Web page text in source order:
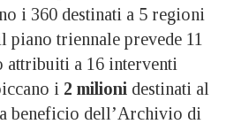
i 360 destinati a 5 regioni
piano triennale prevede 11
a 16 interventi
i 2 milioni destinati al
beneficio dell’Archivio di